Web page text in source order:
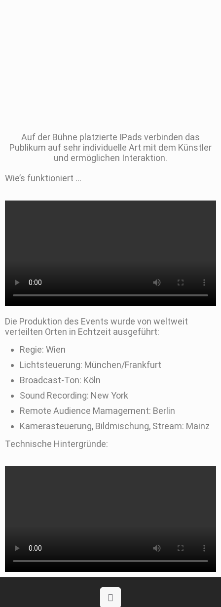
Auf der Bühne platzierte IPads verbinden das
Publikum auf sehr individuelle Art mit dem Künstler
und ermöglichen Interaktion.
Wie’s funktioniert …
Die Produktion des Events wurde von weltweit
verteilten Orten in Echtzeit ausgeführt:
Regie: Wien
Lichtsteuerung: München/Frankfurt
Broadcast-Ton: Köln
Sound Recording: New York
Remote Audience Mamagement: Berlin
Kamerasteuerung, Bildmischung, Stream: Mainz
Technische Hintergründe: